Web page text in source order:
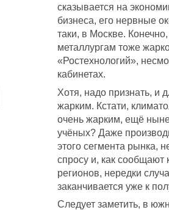
сказывается на
бизнеса, его нервные
таки, в Москве.
металлургам тоже
«Ростехнологий»,
кабинетах.
Хотя, надо признать, и
жарким. Кстати,
очень жарким, ещё
учёных? Даже
этого сегмента рынка,
спросу и, как сообщают
регионов, нередки
заканчивается уже к
Следует заметить, в